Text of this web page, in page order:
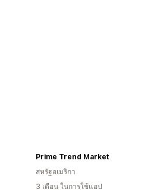
Prime Trend Market
สหรัฐอเมริกา
3 เดือน ในการใช้แอป